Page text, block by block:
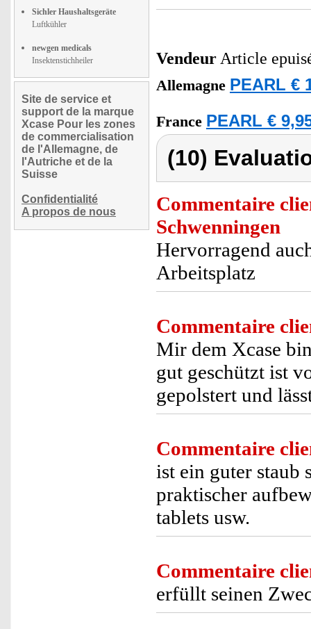
Sichler Haushaltsgeräte
Luftkühler
newgen medicals
Insektenstichheiler
Site de service et
support de la marque
Xcase Pour les zones
de commercialisation
de l'Allemagne, de
l'Autriche et de la
Suisse
Confidentialité
A propos de nous
Vendeur Article
Allemagne PEARL €
France PEARL €
(10)
Commentaire
Schwenningen
Hervorragend
Arbeitsplatz
Commentaire
Mir dem Xcase
gut geschützt ist
gepolstert und
Commentaire
ist ein guter staub
praktischer
tablets usw.
Commentaire
erfüllt seinen